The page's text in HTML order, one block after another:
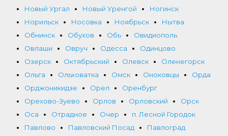
Новый Ургал
Новый Уренгой
Ногинск
Норильск
Носовка Ноябрьск
Нытва
Обнинск
Обухов Обь
Овидиополь
Овлаши
Овруч Одесса
Одинцово
Озерск
Октябрьский Олевск
Оленегорск
Ольга
Ольховатка Омск Оноковцы
Орда
Орджоникидзе
Орел
Оренбург
Орехово-Зуево
Орлов Орловский
Орск
Оса
Отрадное Очер
п. Лесной Городок
Павлово
Павловский Посад
Павлоград